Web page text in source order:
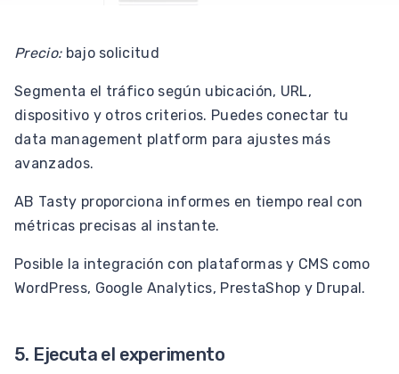
Precio:bajo solicitud
Segmenta el tráfico según ubicación, URL,
dispositivo y otros criterios. Puedes conectar tu
data management platform para ajustes más
avanzados.
AB Tasty proporciona informes en tiempo real con
métricas precisas al instante.
Posible la integración con plataformas y CMS como
WordPress, Google Analytics, PrestaShop y Drupal.
5. Ejecuta el experimento